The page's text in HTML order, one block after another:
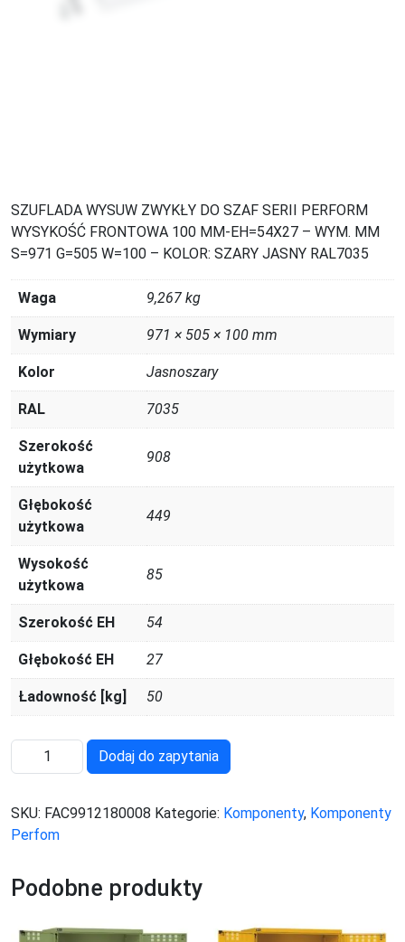
SZUFLADA WYSUW ZWYKŁY DO SZAF SERII PERFORM
WYSYKOŚĆ FRONTOWA 100 MM-EH=54X27 – WYM. MM
S=971 G=505 W=100 – KOLOR: SZARY JASNY RAL7035
Waga 9,267 kg
Wymiary 971 × 505 × 100 mm
Kolor Jasnoszary
RAL 7035
Szerokość
użytkowa
908
Głębokość
użytkowa
449
Wysokość
użytkowa
85
Szerokość EH 54
Głębokość EH 27
Ładowność [kg] 50
FAC9912180008
Dodaj do zapytania
SKU: FAC9912180008 Kategorie: Komponenty, Komponenty
Perfom
Podobne produkty